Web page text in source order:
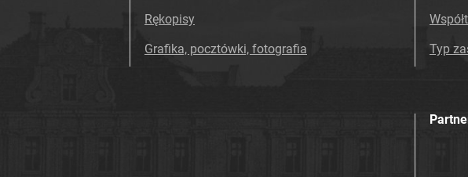
Rękopisy
Grafika, pocztówki, fotografia
Typ